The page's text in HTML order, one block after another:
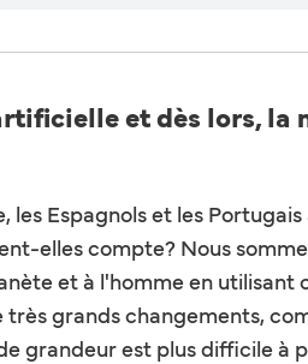
et dès lors, la
les Espagnols et les
elles compte? Nous
et à l'homme en utilisant
très grands changements,
grandeur est plus difficile à